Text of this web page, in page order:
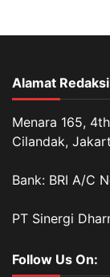
Alamat
Menara 165,
Cilandak,
Bank: BRI A/C
PT Sinergi
Follow Us On: